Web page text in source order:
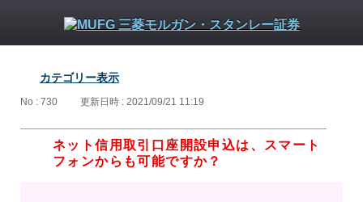
カテゴリー表示
No : 730 更新日時 : 2021/09/21 11:19
ネット信用取引口座開設申込は、スマート
フォンからも可能ですか？